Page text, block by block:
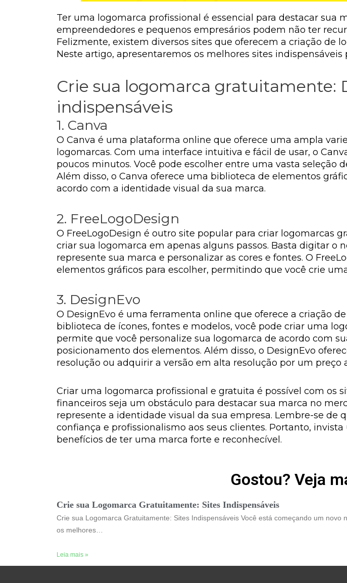
Ter uma logomarca profissional é essencial para destacar
empreendedores e pequenos empresários podem não ter
Felizmente, existem diversos sites que oferecem a criação de
Neste artigo, apresentaremos os melhores sites
Crie sua logomarca gratuitamente:
indispensáveis
1. Canva
O Canva é uma plataforma online que oferece uma ampla
logomarcas. Com uma interface intuitiva e fácil de usar, o
poucos minutos. Você pode escolher entre uma vasta seleção
Além disso, o Canva oferece uma biblioteca de elementos
acordo com a identidade visual da sua marca.
2. FreeLogoDesign
O FreeLogoDesign é outro site popular para criar logomarcas
criar sua logomarca em apenas alguns passos. Basta digitar
represente sua marca e personalizar as cores e fontes. O
elementos gráficos para escolher, permitindo que você crie
3. DesignEvo
O DesignEvo é uma ferramenta online que oferece a criação
biblioteca de ícones, fontes e modelos, você pode criar uma
permite que você personalize sua logomarca de acordo com
posicionamento dos elementos. Além disso, o DesignEvo
resolução ou adquirir a versão em alta resolução por um preço
Criar uma logomarca profissional e gratuita é possível com os
financeiros seja um obstáculo para destacar sua marca no
represente a identidade visual da sua empresa. Lembre-se
confiança e profissionalismo aos seus clientes. Portanto,
benefícios de ter uma marca forte e reconhecível.
Gostou? Veja
Crie sua Logomarca Gratuitamente: Sites Indispensáveis
Crie sua Logomarca Gratuitamente: Sites Indispensáveis Você está começando um
os melhores…
Leia mais »